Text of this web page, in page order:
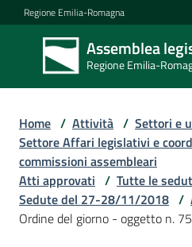
Vai al contenuto
Vai alla navigazione
Vai al footer
Regione Emilia-Romagna
Assemblea
Regione Emilia-
Assemblea
legislativa
Regione Emilia-
Assemblea
Home / Attività / Settori e
Settore Affari legislativi e
commissioni assembleari
Atti approvati / Tutte le
Sedute del 27-28/11/2018 /
Ordine del giorno - oggetto n.